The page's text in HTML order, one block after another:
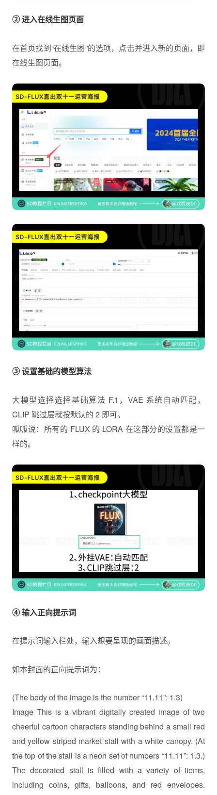
② 进入在线生图页面
在首页找到“在线生图”的选项，点击并进入新的页面，即
在线生图页面。
③ 设置基础的模型算法
大模型选择选择基础算法 F.1，VAE 系统自动匹配，
CLIP 跳过层就按默认的 2 即可。
呱呱说：所有的 FLUX 的 LORA 在这部分的设置都是一
样的。
④ 输入正向提示词
在提示词输入栏处，输入想要呈现的画面描述。
如本封面的正向提示词为：
(The body of the image is the number “11.11”: 1.3)
Image This is a vibrant digitally created image of two
cheerful cartoon characters standing behind a small red
and yellow striped market stall with a white canopy. (At
the top of the stall is a neon set of numbers “11.11”: 1.3.)
The decorated stall is filled with a variety of items,
including coins, gifts, balloons, and red envelopes.